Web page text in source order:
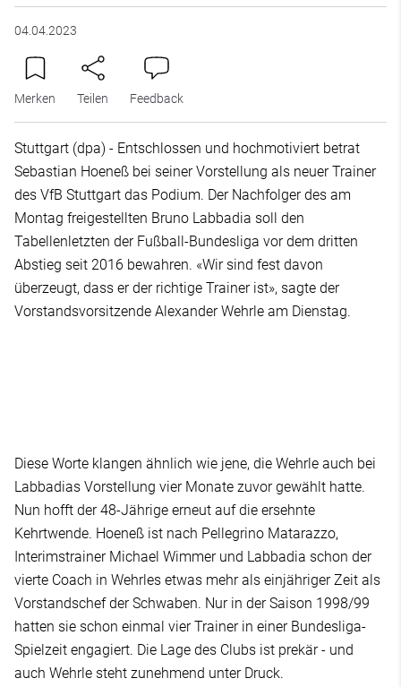
04.04.2023
Merken Teilen Feedback
Stuttgart (dpa) - Entschlossen und hochmotiviert betrat
Sebastian Hoeneß bei seiner Vorstellung als neuer Trainer
des VfB Stuttgart das Podium. Der Nachfolger des am
Montag freigestellten Bruno Labbadia soll den
Tabellenletzten der Fußball-Bundesliga vor dem dritten
Abstieg seit 2016 bewahren. «Wir sind fest davon
überzeugt, dass er der richtige Trainer ist», sagte der
Vorstandsvorsitzende Alexander Wehrle am Dienstag.
Diese Worte klangen ähnlich wie jene, die Wehrle auch bei
Labbadias Vorstellung vier Monate zuvor gewählt hatte.
Nun hofft der 48-Jährige erneut auf die ersehnte
Kehrtwende. Hoeneß ist nach Pellegrino Matarazzo,
Interimstrainer Michael Wimmer und Labbadia schon der
vierte Coach in Wehrles etwas mehr als einjähriger Zeit als
Vorstandschef der Schwaben. Nur in der Saison 1998/99
hatten sie schon einmal vier Trainer in einer Bundesliga-
Spielzeit engagiert. Die Lage des Clubs ist prekär - und
auch Wehrle steht zunehmend unter Druck.